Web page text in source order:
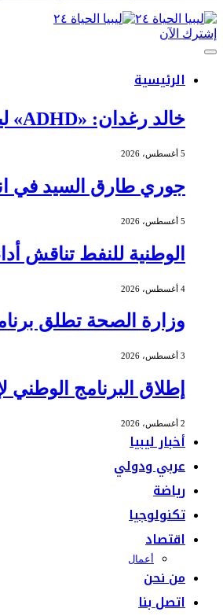
إشترك الآن
الرئيسية
خالد رغدان: «ADHD» ليس عجزا بل عقل يعمل بذكاء وإيقاع مختلف
5 أغسطس، 2026
جوري طارق السيد في
5 أغسطس، 2026
الوطنية للنفط تناقش
4 أغسطس، 2026
وزارة الصحة تطلق
3 أغسطس، 2026
إطلاق البرنامج الوطني
2 أغسطس، 2026
أخبار ليبيا
عربي ودولي
رياضة
تكنولوجيا
اقتصاد
أعمال
من نحن
اتصل بنا